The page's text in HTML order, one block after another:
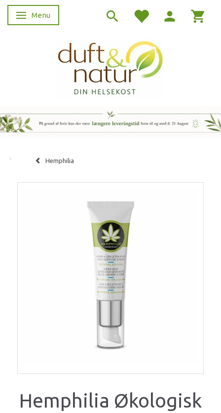
Skifte navigation
Menu
Hemphilia
Hemphilia Økologisk